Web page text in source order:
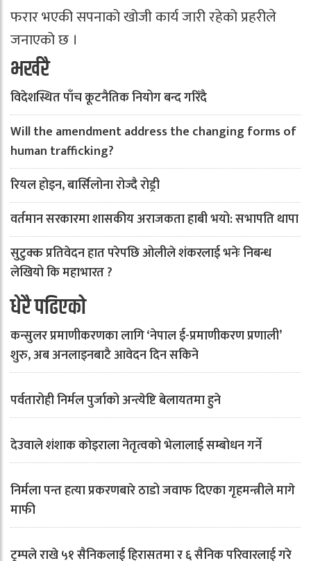
फरार भएकी सपनाको खोजी कार्य जारी रहेको प्रहरीले
जनाएको छ ।
भर्खरै
विदेशस्थित पाँच कूटनैतिक नियोग बन्द गरिँदै
Will the amendment address the changing forms of
human trafficking?
रियल होइन, बार्सिलोना रोज्दै रोड्री
वर्तमान सरकारमा शासकीय अराजकता हाबी भयो: सभापति थापा
सुटुक्क प्रतिवेदन हात परेपछि ओलीले शंकरलाई भनेः निबन्ध
लेखियो कि महाभारत ?
धेरै पढिएको
कन्सुलर प्रमाणीकरणका लागि ‘नेपाल ई-प्रमाणीकरण प्रणाली’
शुरु, अब अनलाइनबाटै आवेदन दिन सकिने
पर्वतारोही निर्मल पुर्जाको अन्त्येष्टि बेलायतमा हुने
देउवाले शंशाक कोइराला नेतृत्वको भेलालाई सम्बोधन गर्ने
निर्मला पन्त हत्या प्रकरणबारे ठाडो जवाफ दिएका गृहमन्त्रीले मागे
माफी
ट्रम्पले राखे ५१ सैनिकलाई हिरासतमा र ६ सैनिक परिवारलाई गरे